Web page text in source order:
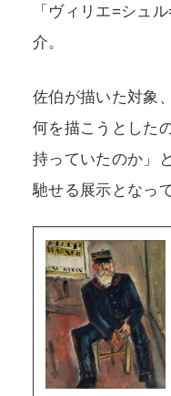
「ヴィリエ=シュ
介。
佐伯が描いた対象
何を描こうとした
持っていたのか」
馳せる展示となっ